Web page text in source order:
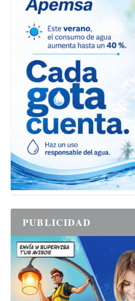
PUBLICIDAD